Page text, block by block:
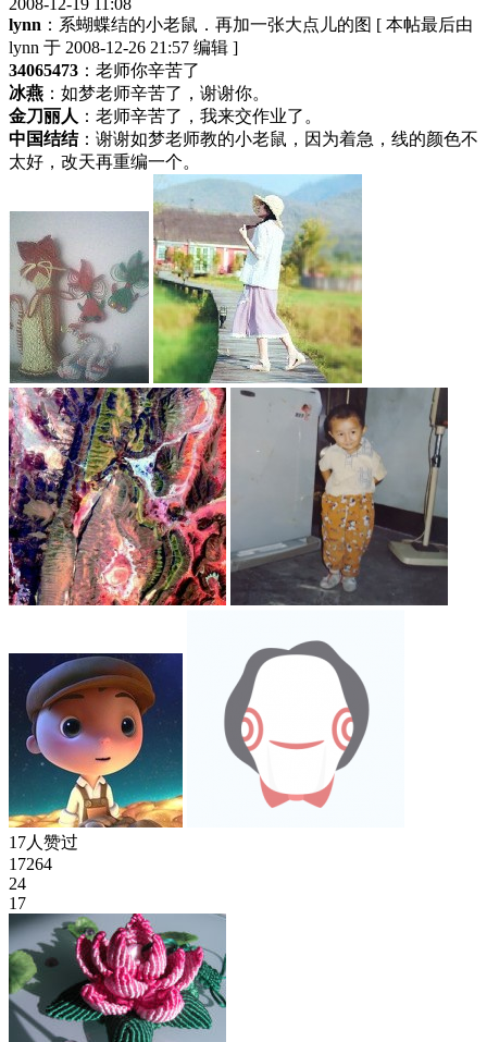
2008-12-19 11:08
lynn ：系蝴蝶结的小老鼠．再加一张大点儿的图 [ 本帖最后由
lynn 于 2008-12-26 21:57 编辑 ]
34065473 ：老师你辛苦了
冰燕 ：如梦老师辛苦了，谢谢你。
金刀丽人 ：老师辛苦了，我来交作业了。
中国结结：谢谢如梦老师教的小老鼠，因为着急，线的颜色不
太好，改天再重编一个。
17人赞过
17264
24
17